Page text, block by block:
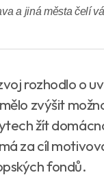
a jiná města čelí
rozhodlo o
zvýšit
žít
za cíl
fondů.